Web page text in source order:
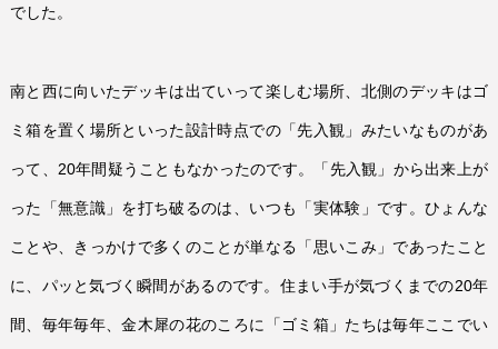
でした。
南と西に向いたデッキは出ていって楽しむ場所、北側のデッキはゴ
ミ箱を置く場所といった設計時点での「先入観」みたいなものがあ
って、 20年間疑うこともなかったのです。「先入観」から出来上が
った「無意識」を打ち破るのは、いつも「実体験」です。ひょんな
ことや、きっかけで多くのことが単なる「思いこみ」であったこと
に、パッと気づく瞬間があるのです。住まい手が気づくまでの20年
間、毎年毎年、金木犀の花のころに「ゴミ箱」たちは毎年ここでい